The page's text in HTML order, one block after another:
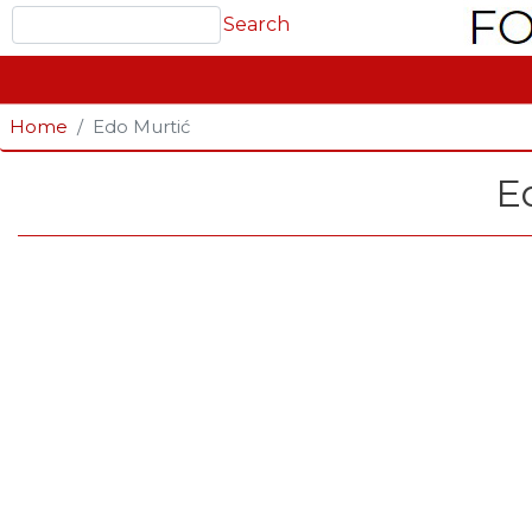
Search
Home Edo Murtić